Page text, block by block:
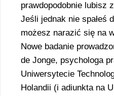
prawdopodobnie lubisz
Jeśli jednak nie spałeś
możesz narazić się na
Nowe badanie
de Jonge, psychologa
Uniwersytecie
Holandii (i adiunkta na